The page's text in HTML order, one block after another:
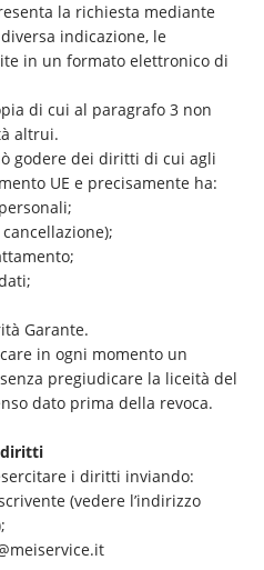
la richiesta mediante
indicazione, le
in un formato elettronico di
di cui al paragrafo 3 non
altrui.
godere dei diritti di cui agli
UE e precisamente ha:
Garante.
in ogni momento un
pregiudicare la liceità del
dato prima della revoca.
diritti
i diritti inviando:
(vedere l’indirizzo